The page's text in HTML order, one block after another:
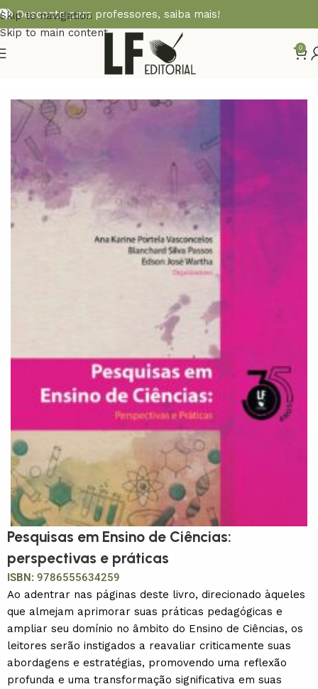
Skip to navigation
Skip to main content
Desconto para professores, saiba mais!
0
Início
Pesquisas em Ensino de Ciências:
perspectivas e práticas
ISBN: 9786555634259
Ao adentrar nas páginas deste livro, direcionado àqueles
que almejam aprimorar suas práticas pedagógicas e
ampliar seu domínio no âmbito do Ensino de Ciências, os
leitores serão instigados a reavaliar criticamente suas
abordagens e estratégias, promovendo uma reflexão
profunda e uma transformação significativa em suas